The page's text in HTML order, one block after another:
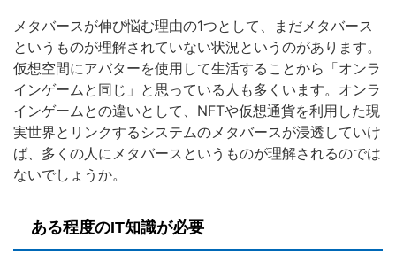
メタバースが伸び悩む理由の1つとして、まだメタバース
というものが理解されていない状況というのがあります。
仮想空間にアバターを使用して生活することから「オンラ
インゲームと同じ」と思っている人も多くいます。オンラ
インゲームとの違いとして、NFTや仮想通貨を利用した現
実世界とリンクするシステムのメタバースが浸透していけ
ば、多くの人にメタバースというものが理解されるのでは
ないでしょうか。
ある程度のIT知識が必要